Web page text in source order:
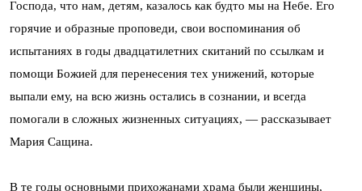
Господа, что нам, детям, казалось как будто мы на Небе. Его
горячие и образные проповеди, свои воспоминания об
испытаниях в годы двадцатилетних скитаний по ссылкам и
помощи Божией для перенесения тех унижений, которые
выпали ему, на всю жизнь остались в сознании, и всегда
помогали в сложных жизненных ситуациях, — рассказывает
Мария Сащина.
B те годы основными прихожанами храма были женщины,